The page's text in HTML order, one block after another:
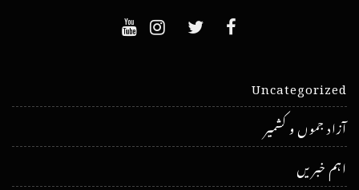
Uncategorized
آزاد جموں و کشمیر
اہم خبریں